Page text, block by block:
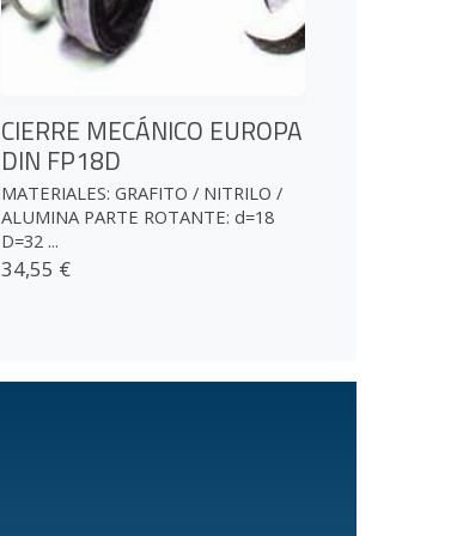
CIERRE MECÁNICO EUROPA
DIN FP18D
MATERIALES: GRAFITO / NITRILO /
ALUMINA PARTE ROTANTE: d=18
D=32 ...
34,55 €